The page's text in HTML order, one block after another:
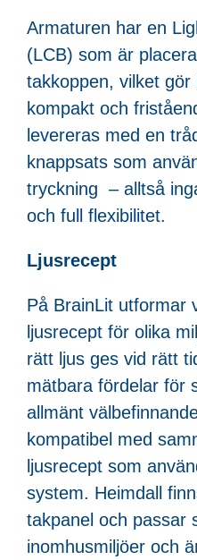
Armaturen har en
(LCB) som är
takkoppen, vilket gör
kompakt och
levereras med en
knappsats som
tryckning – alltså
och full flexibilitet.
Ljusrecept
På BrainLit utformar
ljusrecept för olika
rätt ljus ges vid rätt
mätbara fördelar för
allmänt
kompatibel med
ljusrecept som
system. Heimdall
takpanel och passar
inomhusmiljöer och